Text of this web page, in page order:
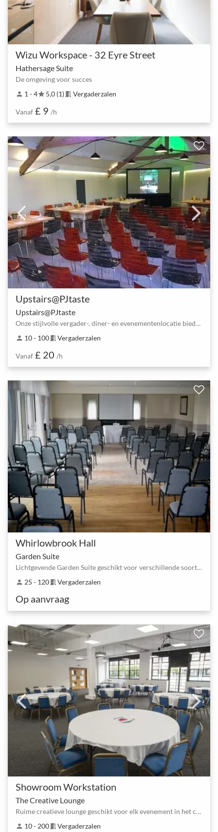
Wizu Workspace - 32 Eyre Street
Hathersage Suite
De omgeving voor succes
person 1 - 4star5,0 (1) meeting_room Vergaderzalen
Vanaf £ 9 /h
Upstairs@PJtaste
Upstairs@PJtaste
Onze stijlvolle vergader-, diner- en evenementenlocatie biedt een ideale locatie in Sheffield ...
person 10 - 100meeting_room Vergaderzalen
Vanaf £ 20 /h
Whirlowbrook Hall
Garden Suite
Lichtgevende Garden Suite geschikt voor verschillende soorten grote vergaderingen
person 25 - 120meeting_room Vergaderzalen
Op aanvraag
Showroom Workstation
The Creative Lounge
Ruime creatieve lounge geschikt voor elk evenement in het centrum van de stad
person 10 - 200meeting_room Vergaderzalen